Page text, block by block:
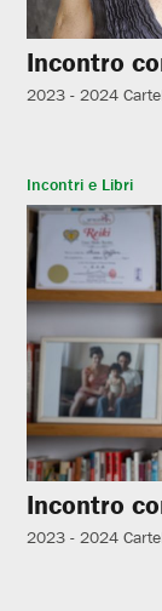
Incontro
2023 - 2024
Incontri e Libri
Incontro
2023 - 2024